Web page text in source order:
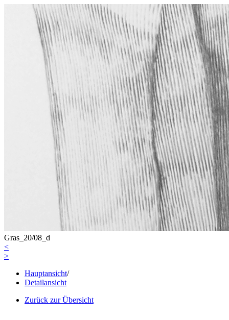
Gras_20/08_d
<
>
Hauptansicht/
Detailansicht
Zurück zur Übersicht